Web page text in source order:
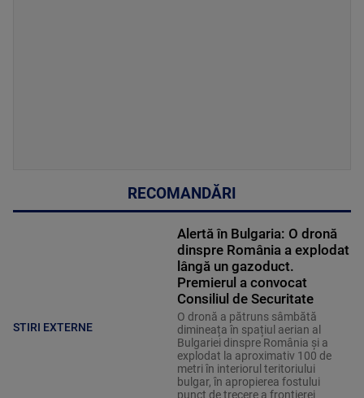
RECOMANDĂRI
STIRI EXTERNE
Alertă în Bulgaria: O dronă
dinspre România a explodat
lângă un gazoduct.
Premierul a convocat
Consiliul de Securitate
O dronă a pătruns sâmbătă
dimineața în spațiul aerian al
Bulgariei dinspre România și a
explodat la aproximativ 100 de
metri în interiorul teritoriului
bulgar, în apropierea fostului
punct de trecere a frontierei